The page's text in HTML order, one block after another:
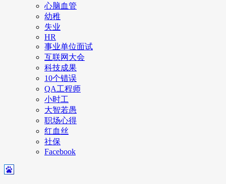
心脑血管
幼稚
失业
HR
事业单位面试
互联网大会
科技成果
10个错误
QA工程师
小时工
大智若愚
职场心得
红血丝
社保
Facebook